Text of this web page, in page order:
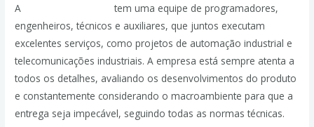
A
tem uma equipe de programadores,
engenheiros, técnicos e auxiliares, que juntos executam
excelentes serviços, como projetos de automação industrial e
telecomunicações industriais. A empresa está sempre atenta a
todos os detalhes, avaliando os desenvolvimentos do produto
e constantemente considerando o macroambiente para que a
entrega seja impecável, seguindo todas as normas técnicas.